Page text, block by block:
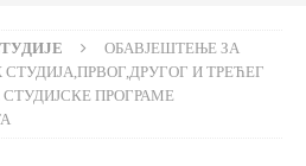
ОБАВЈЕШТЕЊЕ ЗА
И ТРЕЋЕГ
ПРОГРАМЕ